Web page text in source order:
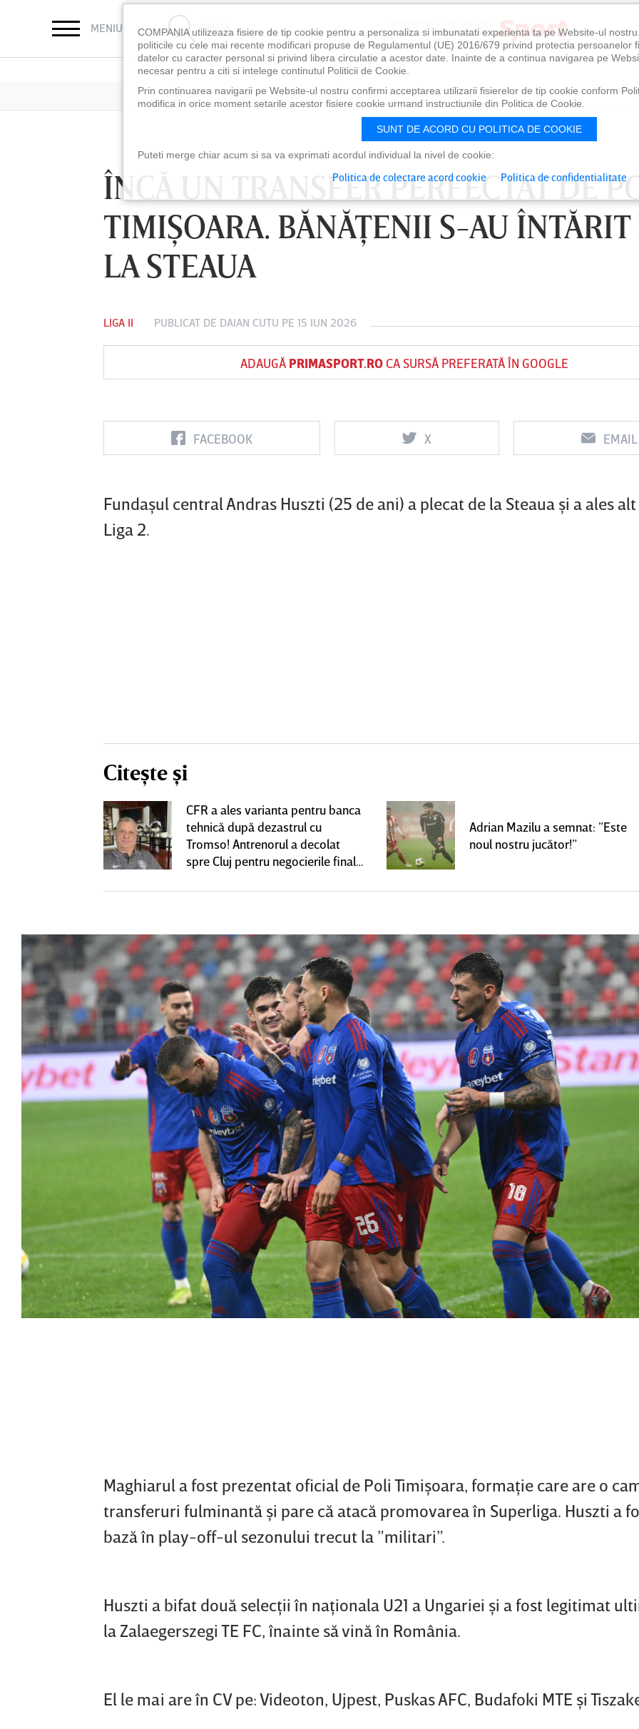
MENIU CAUTĂ
ÎNCĂ UN TRANSFER PERFECTAT DE
TIMIŞOARA. BĂNĂŢENII S-AU ÎNTĂRIT
LA STEAUA
LIGA II PUBLICAT DE DAIAN CUTU PE 15 IUN 2026
ADAUGĂ PRIMASPORT.ROCA SURSĂ PREFERATĂ ÎN GOOGLE
FACEBOOK X EMAIL
Fundaşul central Andras Huszti (25 de ani) a plecat de la Steaua şi a ales
Liga 2.
Citește și
CFR a ales varianta pentru banca
tehnică după dezastrul cu
Tromso! Antrenorul a decolat
spre Cluj pentru negocierile finale
Adrian Mazilu a semnat: ”Este
noul nostru jucător!”
Maghiarul a fost prezentat oficial de Poli Timişoara, formaţie care are o
transferuri fulminantă şi pare că atacă promovarea în Superliga. Huszti a
bază în play-off-ul sezonului trecut la ”militari”.
Huszti a bifat două selecţii în naţionala U21 a Ungariei şi a fost legitimat
la Zalaegerszegi TE FC, înainte să vină în România.
El le mai are în CV pe: Videoton, Ujpest, Puskas AFC, Budafoki MTE şi
FC Botoşani
Vs
Corvinul
Hunedoara
Sepsi OSK Sf
Vs
FCSB UTA Arad
0
Vs
Rapid
0
COMPANIA utilizeaza fisiere de tip cookie pentru a personaliza si imbunatati experienta ta pe Website-ul
politicile cu cele mai recente modificari propuse de Regulamentul (UE) 2016/679 privind protectia persoanelor
datelor cu caracter personal si privind libera circulatie a acestor date. Inainte de a continua navigarea pe
necesar pentru a citi si intelege continutul Politicii de Cookie.
Prin continuarea navigarii pe Website-ul nostru confirmi acceptarea utilizarii fisierelor de tip cookie conform
modifica in orice moment setarile acestor fisiere cookie urmand instructiunile din Politica de Cookie.
SUNT DE ACORD CU POLITICA DE COOKIE
Puteti merge chiar acum si sa va exprimati acordul individual la nivel de cookie:
Politica de colectare acord cookie Politica de confidentialitate